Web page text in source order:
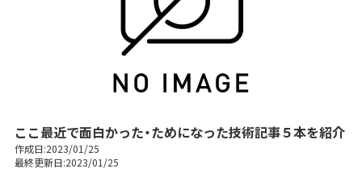
ここ最近で面白かった・ためになった技術記事５本を紹介
作成日:2023/01/25
最終更新日:2023/01/25